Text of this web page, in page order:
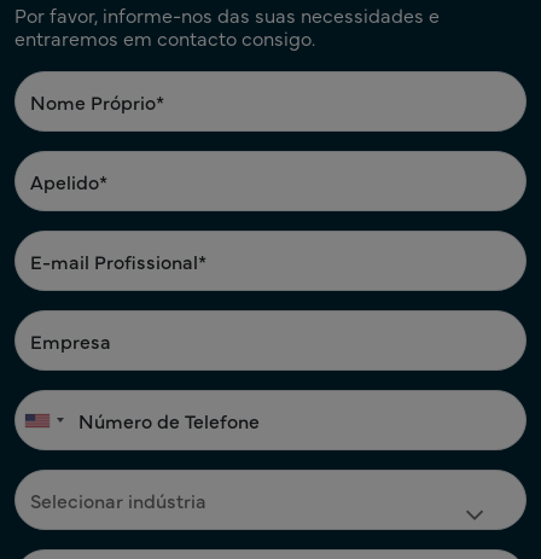
Por favor, informe-nos das suas necessidades e
entraremos em contacto consigo.